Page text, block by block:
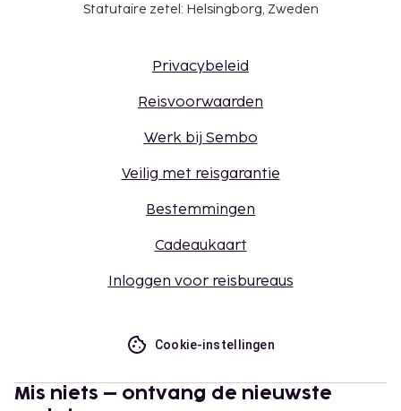
Statutaire zetel: Helsingborg, Zweden
Privacybeleid
Reisvoorwaarden
Werk bij Sembo
Veilig met reisgarantie
Bestemmingen
Cadeaukaart
Inloggen voor reisbureaus
Cookie-instellingen
Mis niets – ontvang de nieuwste